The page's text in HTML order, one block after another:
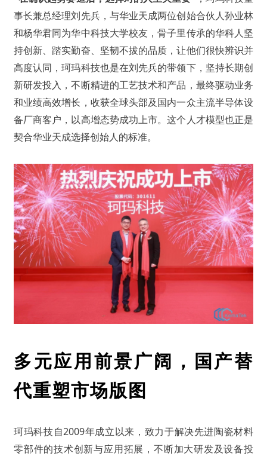
事长兼总经理刘先兵，与华业天成两位创始合伙人孙业林
和杨华君同为华中科技大学校友，骨子里传承的华科人坚
持创新、踏实勤奋、坚韧不拔的品质，让他们很快辨识并
高度认同，珂玛科技也是在刘先兵的带领下，坚持长期创
新研发投入，不断精进的工艺技术和产品，最终驱动业务
和业绩高效增长，收获全球头部及国内一众主流半导体设
备厂商客户，以高增态势成功上市。这个人才模型也正是
契合华业天成选择创始人的标准。
多元应用前景广阔，国产替
代重塑市场版图
珂玛科技自2009年成立以来，致力于解决先进陶瓷材料
零部件的技术创新与应用拓展，不断加大研发及设备投